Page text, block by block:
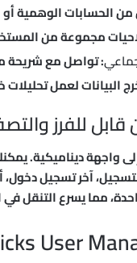
الحسابات الوهمية أو
مجموعة من
جماعي: تواصل مع شريحة
البيانات لعمل تحليلات
للفرز
واجهة ديناميكية.
مما يسرع التنقل في